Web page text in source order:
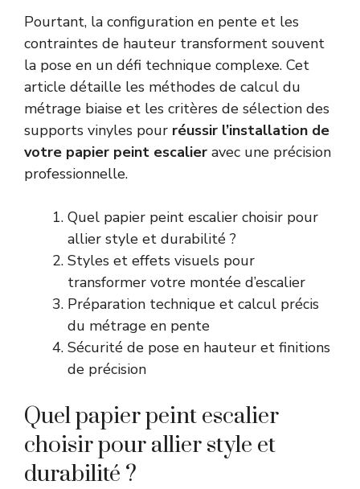
Pourtant, la configuration en pente et les
contraintes de hauteur transforment souvent
la pose en un défi technique complexe. Cet
article détaille les méthodes de calcul du
métrage biaise et les critères de sélection des
supports vinyles pour réussir l’installation de
votre papier peint escalier avec une précision
professionnelle.
Quel papier peint escalier choisir pour
allier style et durabilité ?
Styles et effets visuels pour
transformer votre montée d’escalier
Préparation technique et calcul précis
du métrage en pente
Sécurité de pose en hauteur et finitions
de précision
Quel papier peint escalier
choisir pour allier style et
durabilité ?